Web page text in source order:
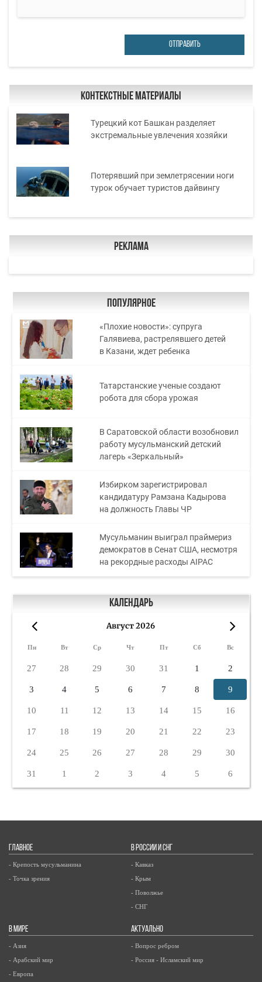
ОТПРАВИТЬ
Контекстные материалы
Турецкий кот Башкан разделяет
экстремальные увлечения хозяйки
Потерявший при землетрясении ноги
турок обучает туристов дайвингу
Реклама
Популярное
«Плохие новости»: супруга
Галявиева, растрелявшего детей
в Казани, ждет ребенка
Татарстанские ученые создают
робота для сбора урожая
В Саратовской области возобновил
работу мусульманский детский
лагерь «Зеркальный»
Избирком зарегистрировал
кандидатуру Рамзана Кадырова
на должность Главы ЧР
Мусульманин выиграл праймериз
демократов в Сенат США, несмотря
на рекордные расходы AIPAC
Календарь
Август 2026
Пн Вт Ср Чт Пт Сб Вс
27 28 29 30 31 1 2
3 4 5 6 7 8 9
10 11 12 13 14 15 16
17 18 19 20 21 22 23
24 25 26 27 28 29 30
31 1 2 3 4 5 6
ГЛАВНОЕ
- Крепость мусульманина
- Точка зрения
В РОССИИ И СНГ
- Кавказ
- Крым
- Поволжье
- СНГ
В МИРЕ
- Азия
- Арабский мир
- Европа
АКТУАЛЬНО
- Вопрос ребром
- Россия - Исламский мир